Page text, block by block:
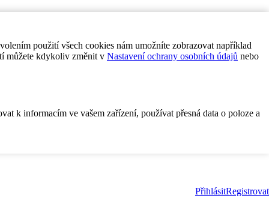
použití všech cookies nám umožníte zobrazovat například
můžete kdykoliv změnit v Nastavení ochrany osobních údajů nebo
k informacím ve vašem zařízení, používat přesná data o poloze a
PřihlásitRegistrovat